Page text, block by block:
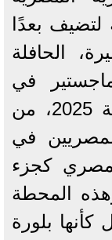
لتضيف بعدًا
الحافلة
في
العلوم السياسية والإستراتيجية 2025، من
في
كجزء
المحطة
بلورة